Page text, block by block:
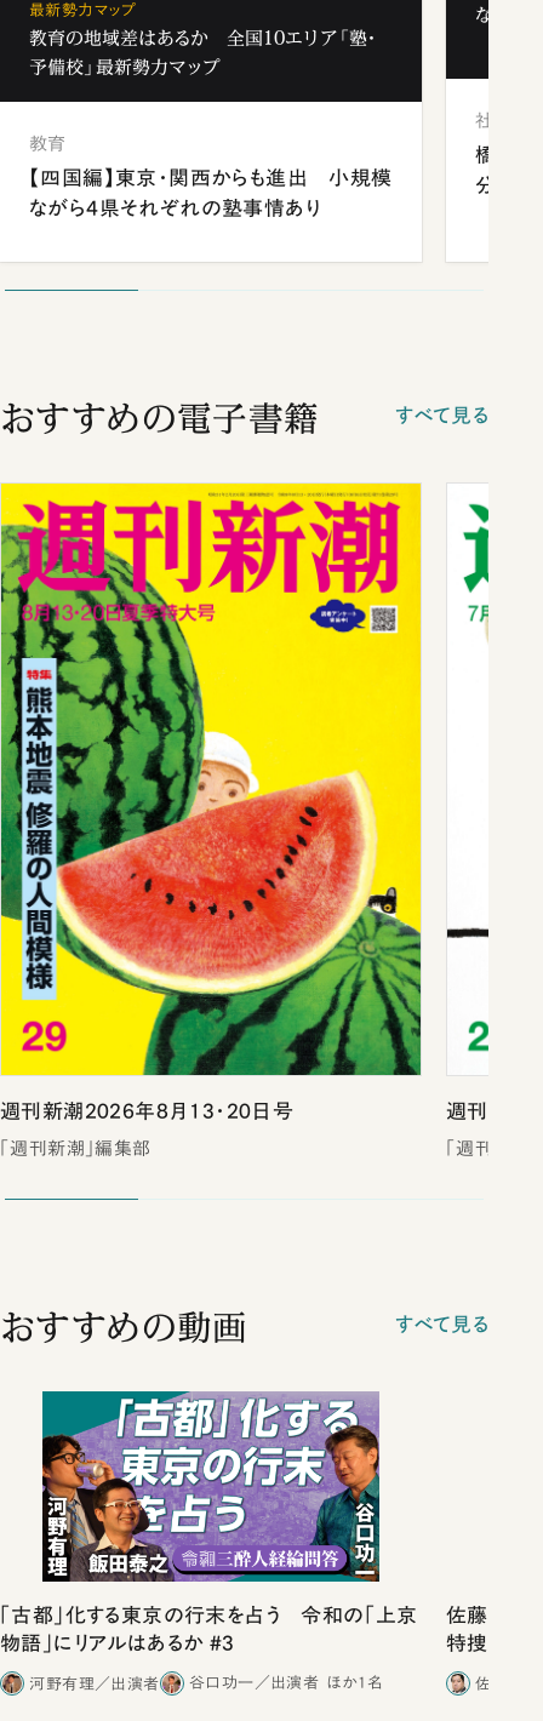
最新勢力マップ
教育の地域差はあるか 全国10エリア「塾・
予備校」最新勢力マップ
教育
【四国編】東京・関西からも進出 小規模
ながら4県それぞれの塾事情あり
なぜ「
社会
橋本愛
分 佐
おすすめの電子書籍 すべて見る
週刊新潮2026年8月13・20日号
「週刊新潮」編集部
週刊新潮
「週刊新潮
おすすめの動画 すべて見る
「古都」化する東京の行末を占う 令和の「上京
物語」にリアルはあるか #3
河野有理／出演者 谷口功一／出演者 ほか1名
佐藤優vs
特捜取調
合ったこと
佐藤優